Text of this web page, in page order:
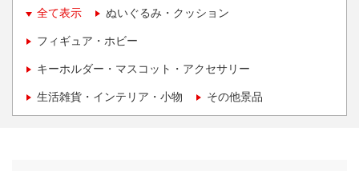
全て表示 ぬいぐるみ・クッション
フィギュア・ホビー
キーホルダー・マスコット・アクセサリー
生活雑貨・インテリア・小物 その他景品